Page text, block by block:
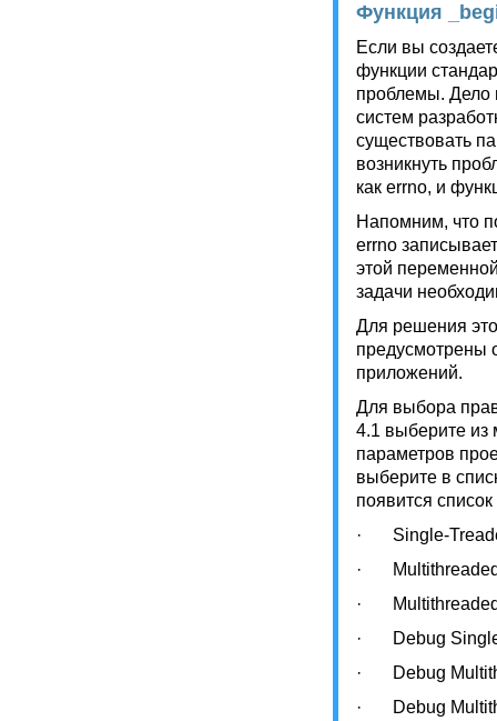
Функция
Если вы
функции
проблемы. Дело
систем
существовать
возникнуть
как errno, и
Напомним, что
errno
этой
задачи
Для решения
предусмотрены
приложений.
Для выбора
4.1 выберите из
параметров
выберите в
появится
· Single-
·
·
· Debug
· Debug
· Debug